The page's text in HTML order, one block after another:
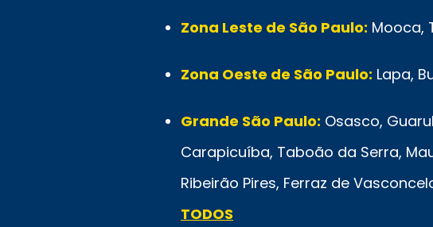
Zona Leste de São Paulo: Mooca,
Zona Oeste de São Paulo: Lapa,
Grande São Paulo: Osasco,
Carapicuíba, Taboão da Serra,
Ribeirão Pires, Ferraz de
TODOS